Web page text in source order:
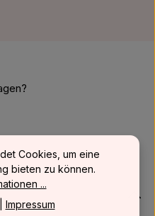
.Cookies, um eine
bieten zu können.
...
Impressum